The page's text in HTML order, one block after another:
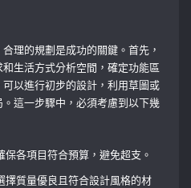
理的規劃是成功的關鍵。首先，
生活方式分析空間，確定功能區
以進行初步的設計，利用草圖或
這一步驟中，必須考慮到以下幾
保各項目符合預算，避免超支。
擇質量優良且符合設計風格的材